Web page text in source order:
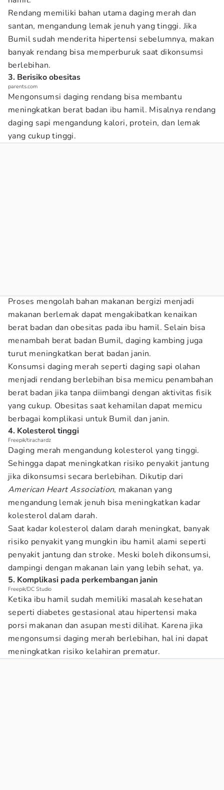
Rendang memiliki bahan utama daging merah dan
santan, mengandung lemak jenuh yang tinggi. Jika
Bumil sudah menderita hipertensi sebelumnya, makan
banyak rendang bisa memperburuk saat dikonsumsi
berlebihan.
3. Berisiko obesitas
parents.com
Mengonsumsi daging rendang bisa membantu
meningkatkan berat badan ibu hamil. Misalnya rendang
daging sapi mengandung kalori, protein, dan lemak
yang cukup tinggi.
Proses mengolah bahan makanan bergizi menjadi
makanan berlemak dapat mengakibatkan kenaikan
berat badan dan obesitas pada ibu hamil. Selain bisa
menambah berat badan Bumil, daging kambing juga
turut meningkatkan berat badan janin.
Konsumsi daging merah seperti daging sapi olahan
menjadi rendang berlebihan bisa memicu penambahan
berat badan jika tanpa diimbangi dengan aktivitas fisik
yang cukup. Obesitas saat kehamilan dapat memicu
berbagai komplikasi untuk Bumil dan janin.
4. Kolesterol tinggi
Freepik/tirachardz
Daging merah mengandung kolesterol yang tinggi.
Sehingga dapat meningkatkan risiko penyakit jantung
jika dikonsumsi secara berlebihan. Dikutip dari
American Heart Association, makanan yang
mengandung lemak jenuh bisa meningkatkan kadar
kolesterol dalam darah.
Saat kadar kolesterol dalam darah meningkat, banyak
risiko penyakit yang mungkin ibu hamil alami seperti
penyakit jantung dan stroke. Meski boleh dikonsumsi,
dampingi dengan makanan lain yang lebih sehat, ya.
5. Komplikasi pada perkembangan janin
Freepik/DC Studio
Ketika ibu hamil sudah memiliki masalah kesehatan
seperti diabetes gestasional atau hipertensi maka
porsi makanan dan asupan mesti dilihat. Karena jika
mengonsumsi daging merah berlebihan, hal ini dapat
meningkatkan risiko kelahiran prematur.